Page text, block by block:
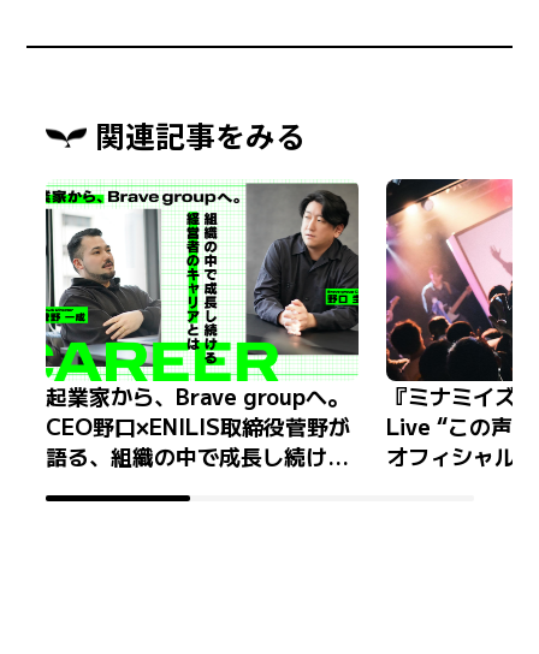
関連記事をみる
起業家から、Brave groupへ。
CEO野口×ENILIS取締役菅野が
語る、組織の中で成長し続ける
『ミナミイズ
Live “この声
オフィシャル